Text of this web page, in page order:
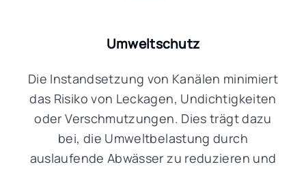
Umweltschutz
Die Instandsetzung von Kanälen minimiert
das Risiko von Leckagen, Undichtigkeiten
oder Verschmutzungen. Dies trägt dazu
bei, die Umweltbelastung durch
auslaufende Abwässer zu reduzieren und